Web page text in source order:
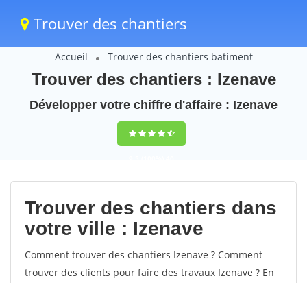
Trouver des chantiers
Accueil Trouver des chantiers batiment
Trouver des chantiers : Izenave
Développer votre chiffre d'affaire : Izenave
9,5(100%)40
votes
Trouver des chantiers dans
votre ville : Izenave
Comment trouver des chantiers Izenave ? Comment
trouver des clients pour faire des travaux Izenave ? En